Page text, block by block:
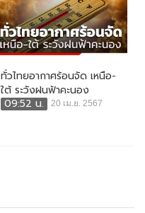
ทั่วไทยอากาศร้อนจัด เหนือ-
ใต้ ระวังฝนฟ้าคะนอง
09:52 น.
20 เม.ย. 2567